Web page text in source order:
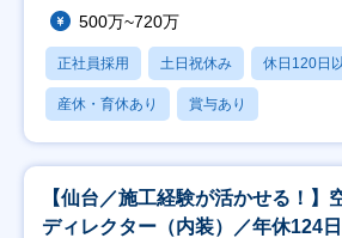
500万~720万
正社員採用 土日祝休み 休日120日
産休・育休あり 賞与あり
【仙台／施工経験が活かせる！】
ディレクター（内装）／年休124